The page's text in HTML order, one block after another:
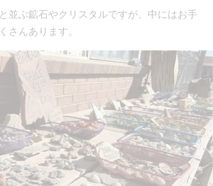
並ぶ鉱石やクリスタルですが、中にはお手
さんあります。